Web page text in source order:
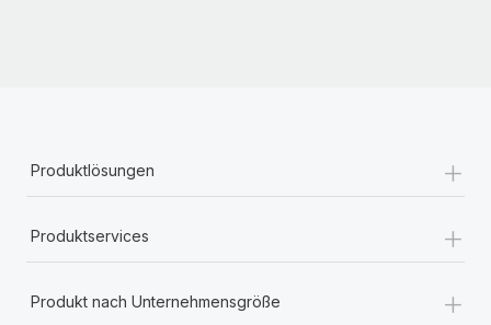
Produktlösungen +
Produktservices +
Produkt nach Unternehmensgröße +